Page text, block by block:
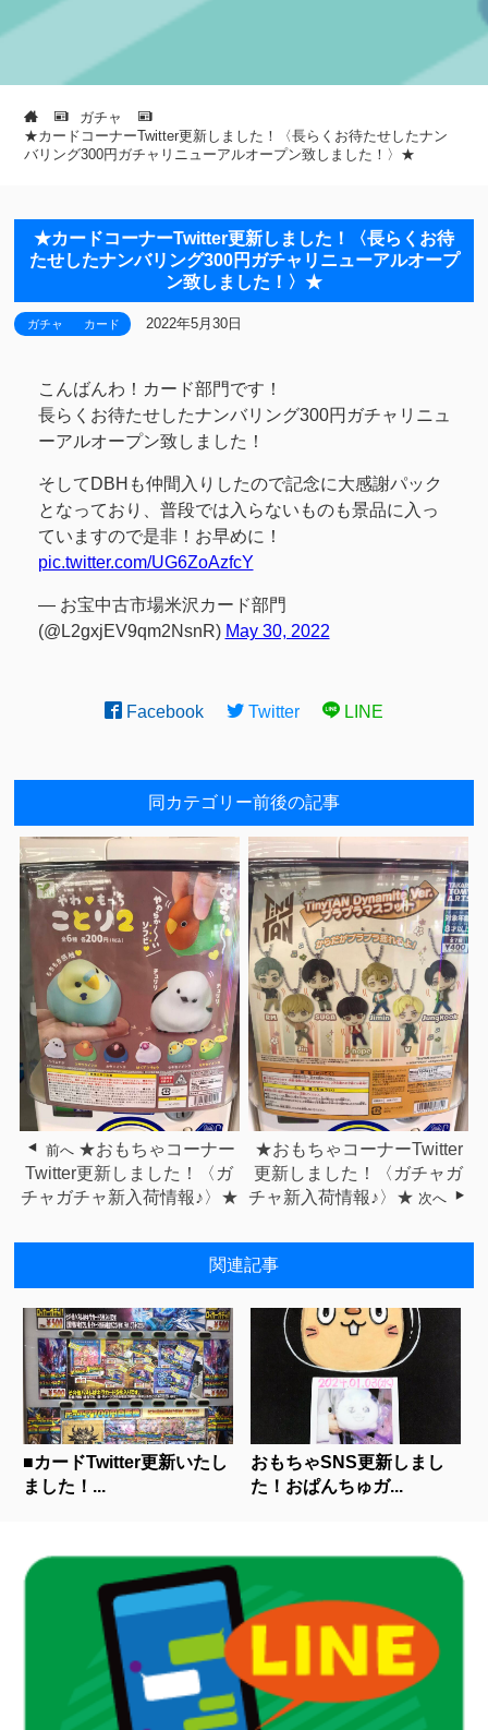
ガチャ
★カードコーナーTwitter更新しました！〈長らくお待たせしたナン
バリング300円ガチャリニューアルオープン致しました！〉★
★カードコーナーTwitter更新しました！〈長らくお待
たせしたナンバリング300円ガチャリニューアルオープ
ン致しました！〉★
ガチャ カード 2022年5月30日
こんばんわ！カード部門です！
長らくお待たせしたナンバリング300円ガチャリニュ
ーアルオープン致しました！
そしてDBHも仲間入りしたので記念に大感謝パック
となっており、普段では入らないものも景品に入っ
ていますので是非！お早めに！
pic.twitter.com/UG6ZoAzfcY
— お宝中古市場米沢カード部門
(@L2gxjEV9qm2NsnR) May 30, 2022
Facebook Twitter LINE
同カテゴリー前後の記事
前へ ★おもちゃコーナー
Twitter更新しました！〈ガ
チャガチャ新入荷情報♪〉★
★おもちゃコーナーTwitter
更新しました！〈ガチャガ
チャ新入荷情報♪〉★ 次へ
関連記事
■カードTwitter更新いたし
ました！...
おもちゃSNS更新しまし
た！おぱんちゅガ...